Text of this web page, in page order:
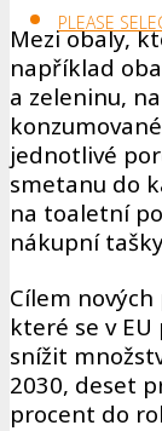
PLEASE
Mezi obaly,
například
a zeleninu,
jednotlivé
smetanu do
na toaletní
nákupní
Cílem
které se v
snížit
2030, deset
procent do